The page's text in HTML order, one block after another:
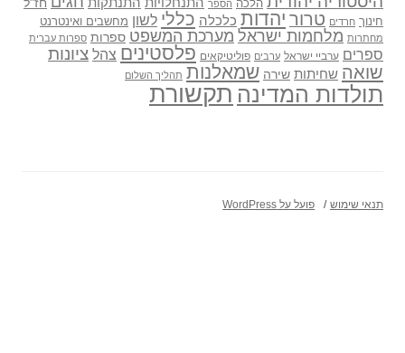
הלכה הספר
חינוך חרדים טרור יהדות כלכלה כללי לשון מחשבים ואינטרנט
מחתרות מלחמות ישראל מערכת המשפט ספרות ספרות עברית
ספרים ערביי ישראל ערבים פוליטיקאים פלסטינים צהל ציונות
שואה שחיתות שירה שמאלנות תהליך השלום
תולדות המדינה תקשורת
תנאי שימוש פועל על WordPress